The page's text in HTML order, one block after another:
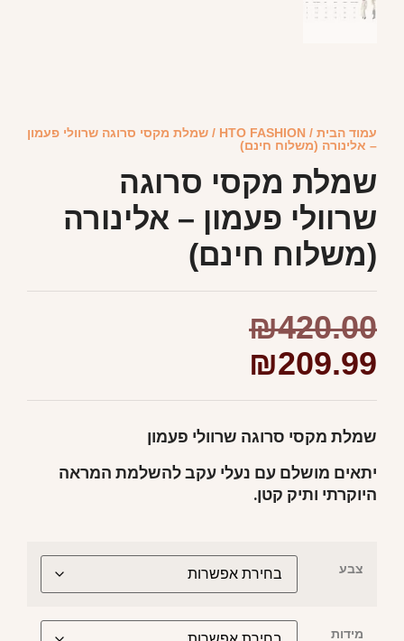
עמוד הבית /
HTO FASHION / שמלת מקסי סרוגה שרוולי פעמון
– אלינורה (משלוח חינם)
שמלת מקסי סרוגה
שרוולי פעמון – אלינורה
(משלוח חינם)
₪420.00
₪209.99
שמלת מקסי סרוגה שרוולי פעמון
יתאים מושלם עם נעלי עקב להשלמת המראה
היוקרתי ותיק קטן.
צבע
מידות